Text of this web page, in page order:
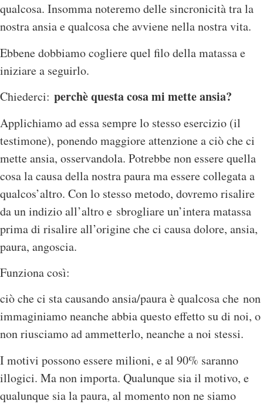
qualcosa. Insomma noteremo delle sincronicità tra la
nostra ansia e qualcosa che avviene nella nostra vita.
Ebbene dobbiamo cogliere quel filo della matassa e
iniziare a seguirlo.
Chiederci: perchè questa cosa mi mette ansia?
Applichiamo ad essa sempre lo stesso esercizio (il
testimone), ponendo maggiore attenzione a ciò che ci
mette ansia, osservandola. Potrebbe non essere quella
cosa la causa della nostra paura ma essere collegata a
qualcos’altro. Con lo stesso metodo, dovremo risalire
da un indizio all’altro e sbrogliare un’intera matassa
prima di risalire all’origine che ci causa dolore, ansia,
paura, angoscia.
Funziona così:
ciò che ci sta causando ansia/paura è qualcosa che non
immaginiamo neanche abbia questo effetto su di noi, o
non riusciamo ad ammetterlo, neanche a noi stessi.
I motivi possono essere milioni, e al 90% saranno
illogici. Ma non importa. Qualunque sia il motivo, e
qualunque sia la paura, al momento non ne siamo